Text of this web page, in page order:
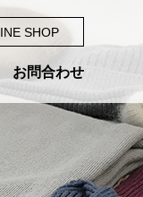
SHOP
お問合わせ